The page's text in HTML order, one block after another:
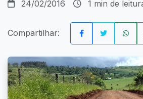
24/02/2016 1 min de
Compartilhar: